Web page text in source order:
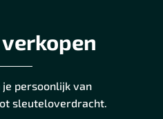
persoonlijk van
sleuteloverdracht.